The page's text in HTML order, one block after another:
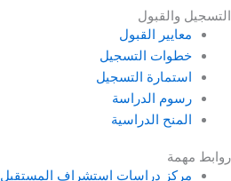
التسجيل والقبول
معايير القبول
خطوات التسجيل
استمارة التسجيل
رسوم الدراسة
المنح الدراسية
روابط مهمة
مركز دراسات استشراف المستقبل